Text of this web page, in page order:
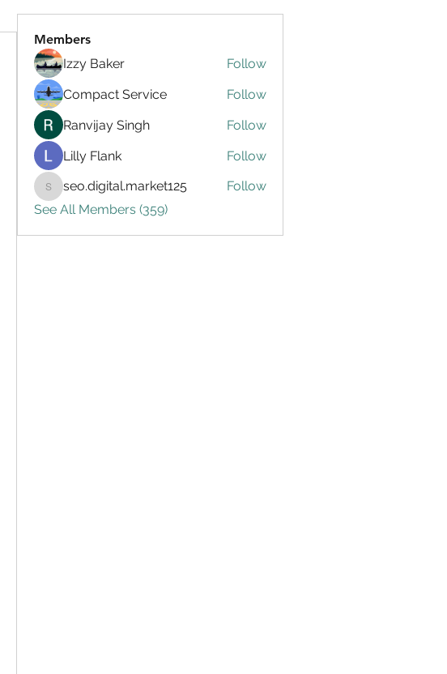
Members
Izzy Baker
Follow
Compact Service
Follow
Ranvijay Singh
Follow
Lilly Flank
Follow
seo.digital.market125
seo.digital.market125
Follow
See All Members (359)